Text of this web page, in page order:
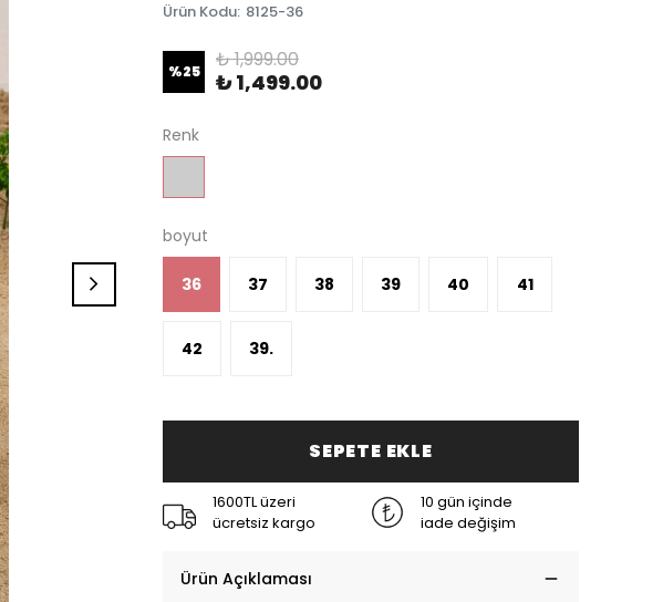
Ürün Kodu: 8125-36
%25 ₺ 1,999.00
₺ 1,499.00
Renk
boyut
36 37 38 39 40 41
42 39.
SEPETE EKLE
1600TL üzeri
ücretsiz kargo
10 gün içinde
iade değişim
Ürün Açıklaması